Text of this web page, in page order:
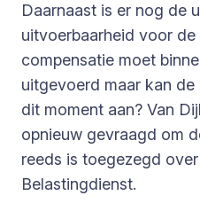
Daarnaast is er nog de
uitvoerbaarheid voor
compensatie moet
uitgevoerd maar kan
dit moment aan? Van
opnieuw gevraagd om
reeds is toegezegd
Belastingdienst.